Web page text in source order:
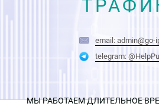
email: admin@go-
telegram:
МЫ РАБОТАЕМ ДЛИТЕЛЬНОЕ